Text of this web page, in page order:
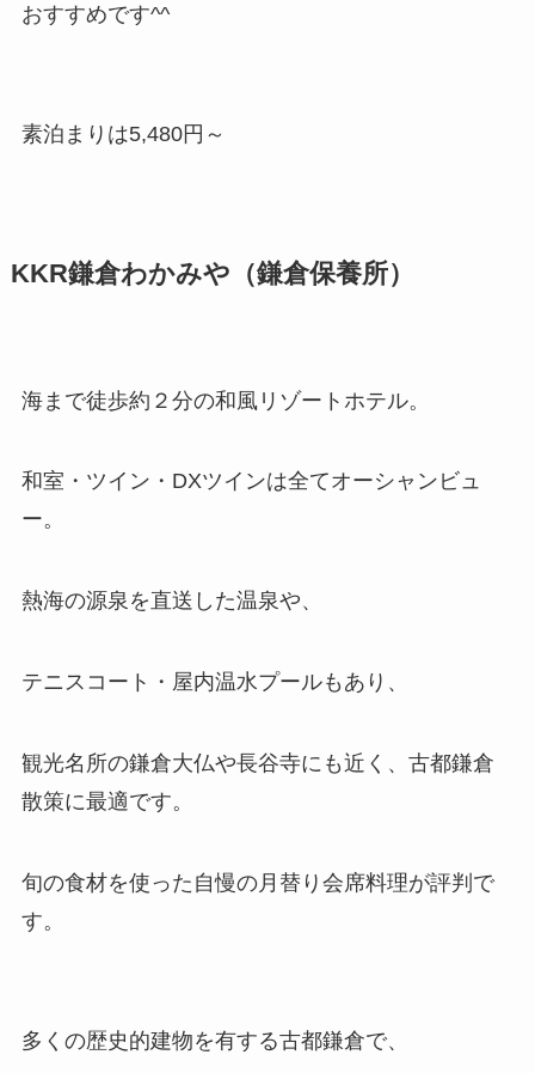
おすすめです^^
素泊まりは5,480円～
KKR鎌倉わかみや（鎌倉保養所）
海まで徒歩約２分の和風リゾートホテル。
和室・ツイン・DXツインは全てオーシャンビュ
ー。
熱海の源泉を直送した温泉や、
テニスコート・屋内温水プールもあり 、
観光名所の鎌倉大仏や長谷寺にも近く、古都鎌倉
散策に最適です。
旬の食材を使った自慢の月替り会席料理が評判で
す。
多くの歴史的建物を有する古都鎌倉で、